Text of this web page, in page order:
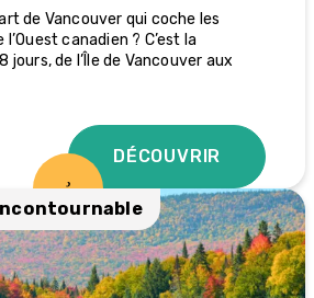
de Vancouver qui coche les
canadien ? C’est la
jours, de l’Île de Vancouver aux
DÉCOUVRIR
Incontournable